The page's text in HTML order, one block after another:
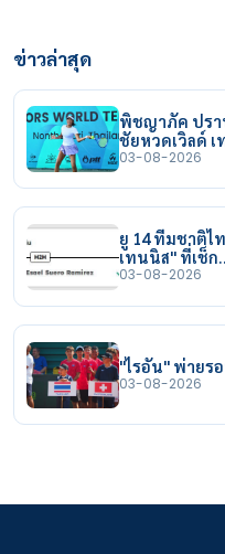
ข่าวล่าสุด
พิชญาภัค ปรา
ชัยหวดเวิลด์ เ
03-08-2026
ยู 14 ทีมชาติไ
เทนนิส" ที่เช็ก
03-08-2026
"ไรอัน" พ่ายร
03-08-2026